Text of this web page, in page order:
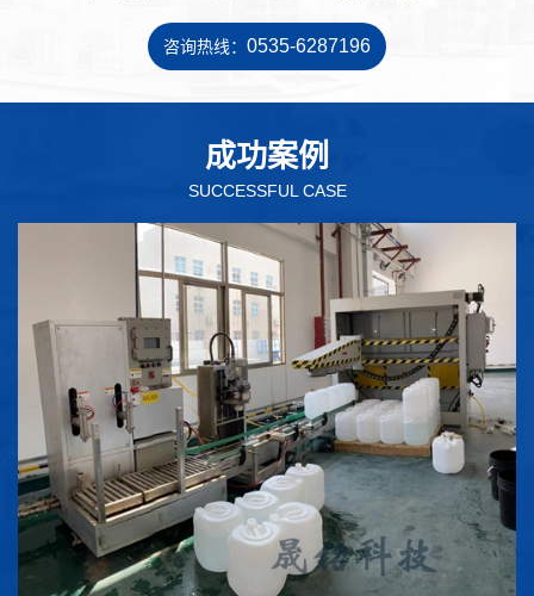
咨询热线： 0535-6287196
成功案例
SUCCESSFUL CASE